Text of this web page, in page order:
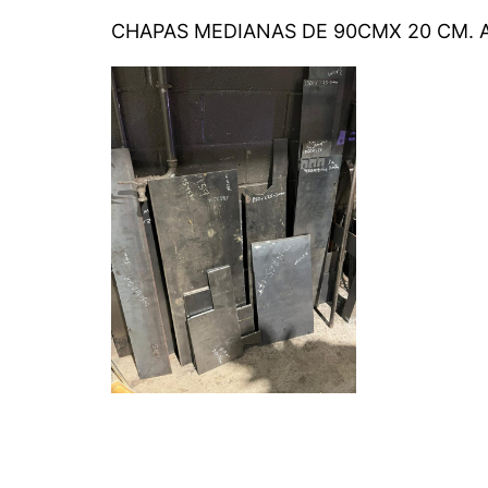
CHAPAS MEDIANAS DE 90CMX 20 CM.